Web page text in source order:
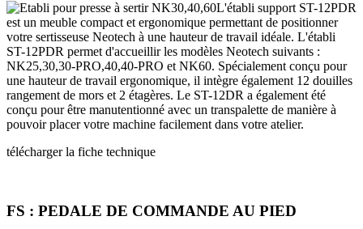
L'établi support ST-12PDR
est un meuble compact et ergonomique permettant de positionner
votre sertisseuse Neotech à une hauteur de travail idéale. L'établi
ST-12PDR permet d'accueillir les modèles Neotech suivants :
NK25,30,30-PRO,40,40-PRO et NK60. Spécialement conçu pour
une hauteur de travail ergonomique, il intègre également 12 douilles
rangement de mors et 2 étagères. Le ST-12DR a également été
conçu pour être manutentionné avec un transpalette de manière à
pouvoir placer votre machine facilement dans votre atelier.
télécharger la fiche technique
FS : PEDALE DE COMMANDE AU PIED